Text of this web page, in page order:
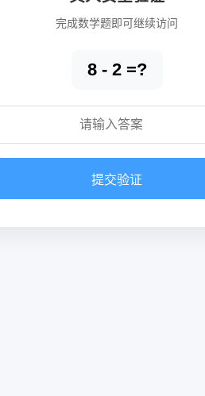
完成数学题即可继续访问
8 - 2 =?
提交验证